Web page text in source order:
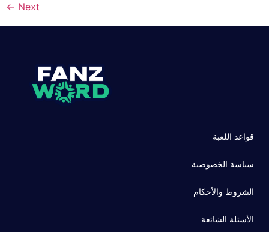
Next
←
قواعد اللعبة
سياسة الخصوصية
الشروط والأحكام
الأسئلة الشائعة